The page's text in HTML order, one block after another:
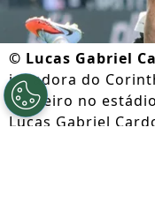
© Lucas Gabriel
jogadora do
Cruzeiro no
Lucas Gabriel